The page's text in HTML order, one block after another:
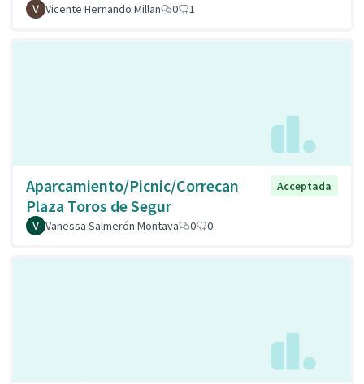
Vicente Hernando Millan 0 1
Aparcamiento/Picnic/Correcan
Plaza Toros de Segur
Acceptada
Vanessa Salmerón Montava 0 0